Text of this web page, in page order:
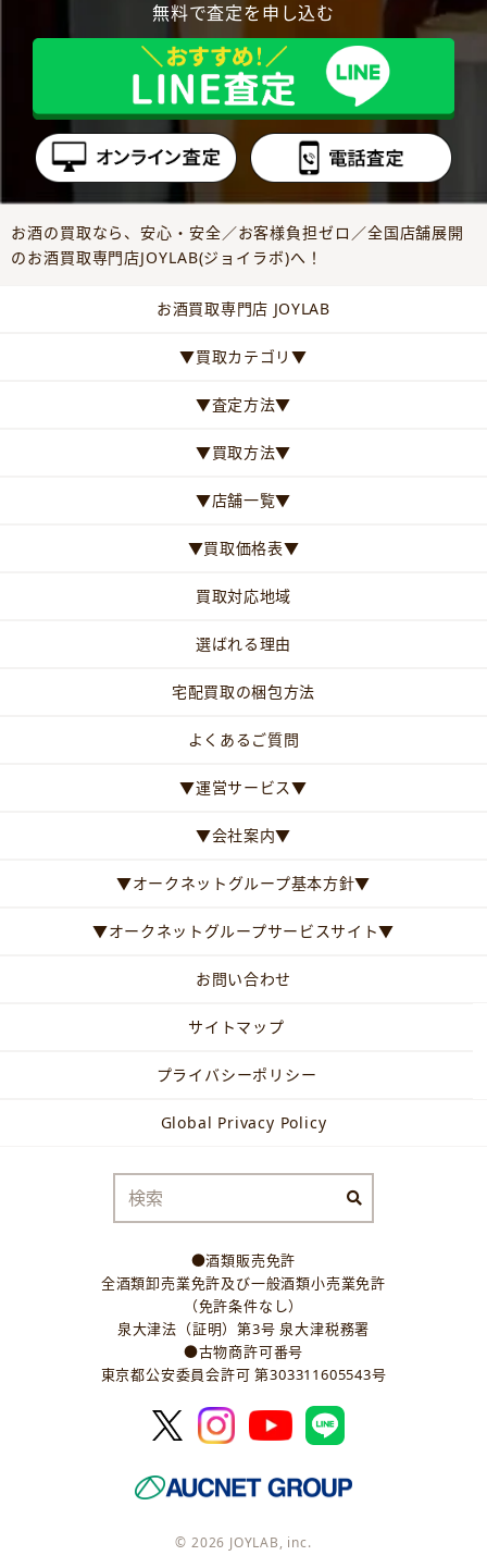
無料で査定を申し込む
お酒の買取なら、安心・安全／お客様負担ゼロ／全国店舗展開
のお酒買取専門店JOYLAB(ジョイラボ)へ！
お酒買取専門店 JOYLAB
▼買取カテゴリ▼
▼査定方法▼
▼買取方法▼
▼店舗一覧▼
▼買取価格表▼
買取対応地域
選ばれる理由
宅配買取の梱包方法
よくあるご質問
▼運営サービス▼
▼会社案内▼
▼オークネットグループ基本方針▼
▼オークネットグループサービスサイト▼
お問い合わせ
サイトマップ
プライバシーポリシー
Global Privacy Policy
●酒類販売免許
全酒類卸売業免許及び一般酒類小売業免許
（免許条件なし）
泉大津法（証明）第3号 泉大津税務署
●古物商許可番号
東京都公安委員会許可 第303311605543号
© 2026 JOYLAB, inc.